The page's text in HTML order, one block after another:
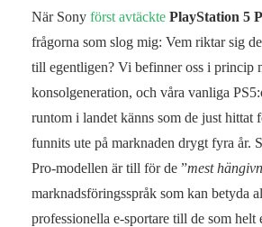
När Sony först avtäckte PlayStation 5
frågorna som slog mig: Vem riktar sig
till egentligen? Vi befinner oss i princip
konsolgeneration, och våra vanliga
runtom i landet känns som de just hittat
funnits ute på marknaden drygt fyra år.
Pro-modellen är till för de ”mest
marknadsföringsspråk som kan betyda
professionella e-sportare till de som